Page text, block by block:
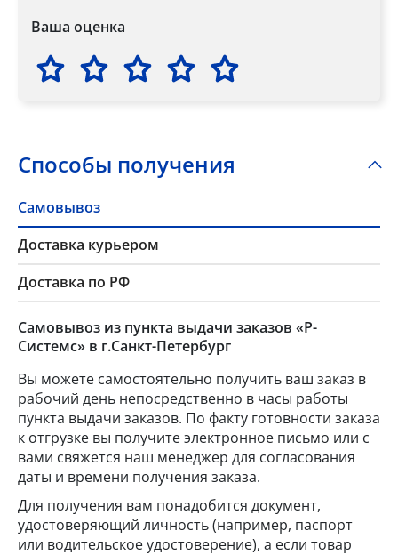
Ваша оценка
Способы получения
Самовывоз
Доставка курьером
Доставка по РФ
Самовывоз из пункта выдачи заказов «Р-
Системс» в г.Санкт-Петербург
Вы можете самостоятельно получить ваш заказ в
рабочий день непосредственно в часы работы
пункта выдачи заказов. По факту готовности заказа
к отгрузке вы получите электронное письмо или с
вами свяжется наш менеджер для согласования
даты и времени получения заказа.
Для получения вам понадобится документ,
удостоверяющий личность (например, паспорт
или водительское удостоверение), а если товар